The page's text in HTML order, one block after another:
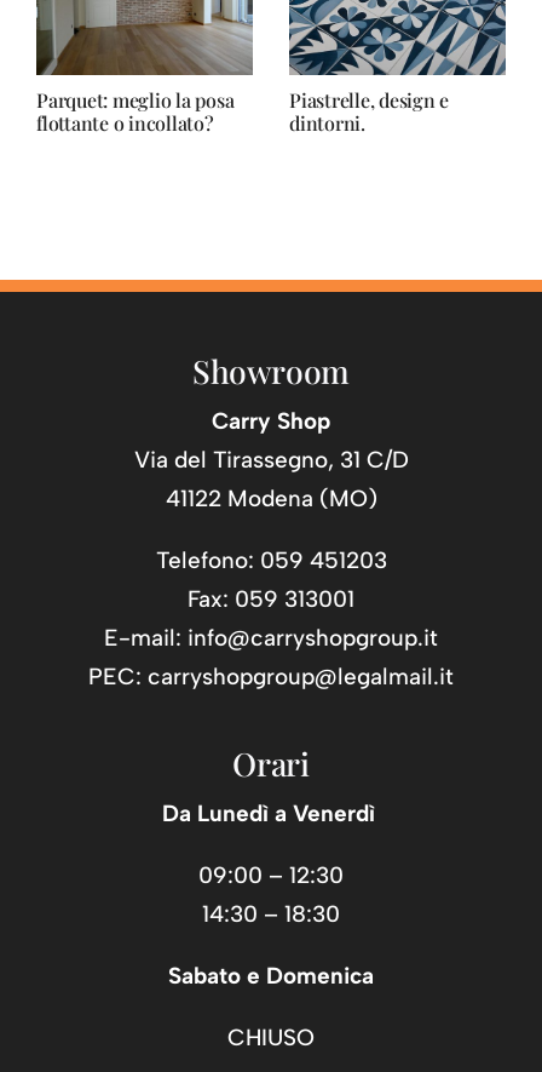
Parquet: meglio la posa
flottante o incollato?
Piastrelle, design e
dintorni.
Showroom
Carry Shop
Via del Tirassegno, 31 C/D
41122 Modena (MO)
Telefono: 059 451203
Fax: 059 313001
E-mail: info@carryshopgroup.it
PEC: carryshopgroup@legalmail.it
Orari
Da Lunedì a Venerdì
09:00 – 12:30
14:30 – 18:30
Sabato e Domenica
CHIUSO